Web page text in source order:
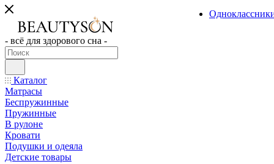
- всё для здорового сна -
Каталог
Матрасы
Беспружинные
Пружинные
В рулоне
Кровати
Подушки и одеяла
Детские товары